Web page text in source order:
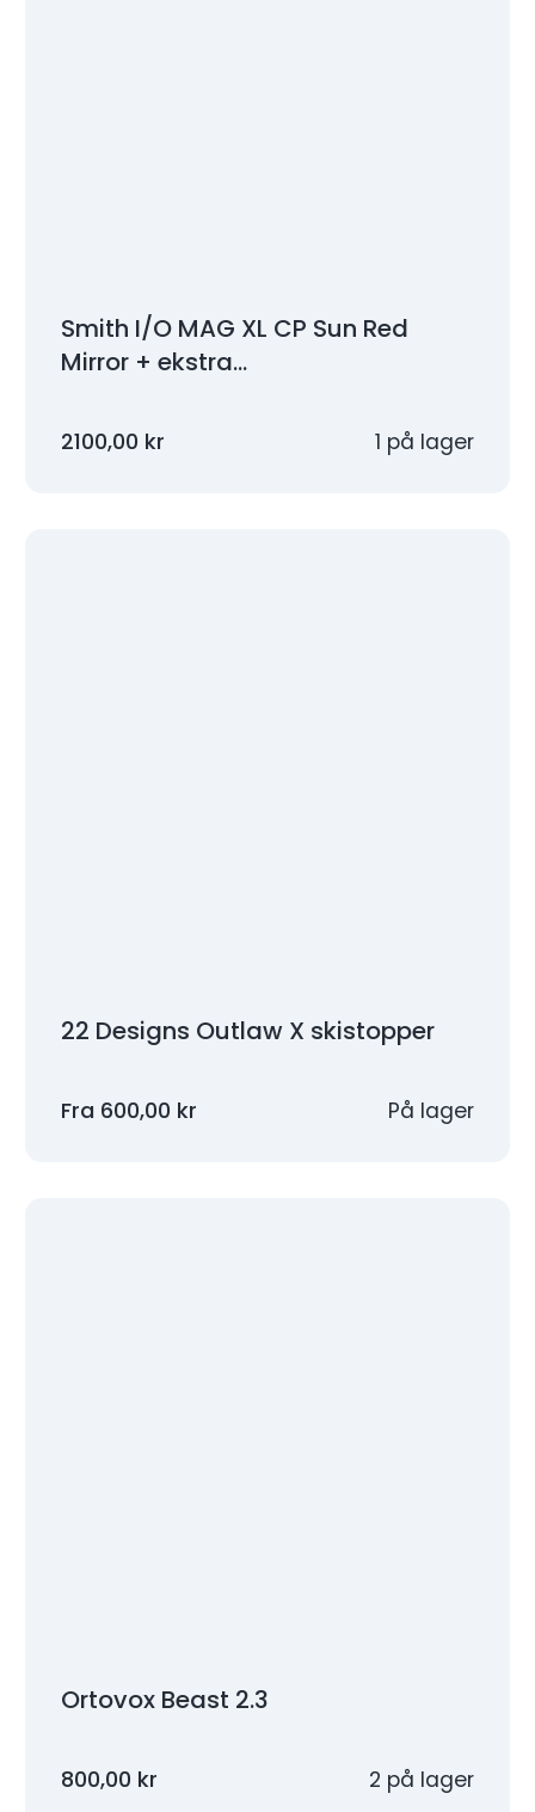
Smith I/O MAG XL CP Sun Red
Mirror + ekstra…
2100,00 kr 1 på lager
22 Designs Outlaw X skistopper
Fra 600,00 kr På lager
Ortovox Beast 2.3
800,00 kr 2 på lager